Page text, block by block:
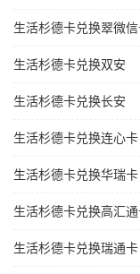
生活杉德卡兑换翠微
生活杉德卡兑换双安
生活杉德卡兑换长安
生活杉德卡兑换连心卡
生活杉德卡兑换华瑞卡
生活杉德卡兑换高汇
生活杉德卡兑换瑞通卡